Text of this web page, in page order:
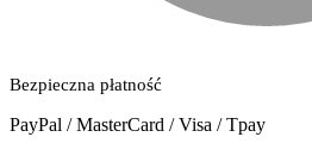
Bezpieczna płatność
PayPal / MasterCard / Visa / Tpay